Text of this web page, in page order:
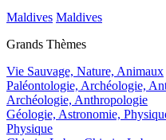
Maldives Maldives
Grands Thèmes
Vie Sauvage, Nature, Animaux
Paléontologie, Archéologie,
Archéologie, Anthropologie
Géologie, Astronomie,
Physique